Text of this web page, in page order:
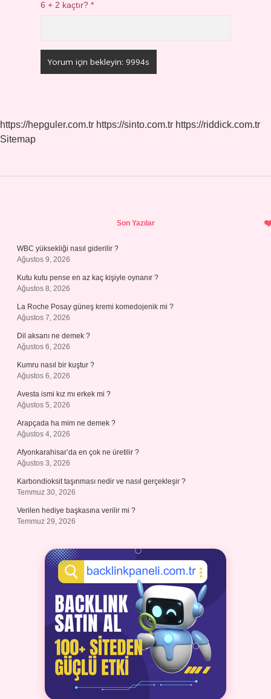
6 + 2 kaçtır?*
https://hepguler.com.tr https://sinto.com.tr https://riddick.com.tr
Sitemap
Son Yazılar
WBC yüksekliği nasıl giderilir ?
Ağustos 9, 2026
Kutu kutu pense en az kaç kişiyle oynanır ?
Ağustos 8, 2026
La Roche Posay güneş kremi komedojenik mi ?
Ağustos 7, 2026
Dil aksanı ne demek ?
Ağustos 6, 2026
Kumru nasıl bir kuştur ?
Ağustos 6, 2026
Avesta ismi kız mı erkek mi ?
Ağustos 5, 2026
Arapçada ha mim ne demek ?
Ağustos 4, 2026
Afyonkarahisar’da en çok ne üretilir ?
Ağustos 3, 2026
Karbondioksit taşınması nedir ve nasıl gerçekleşir ?
Temmuz 30, 2026
Verilen hediye başkasına verilir mi ?
Temmuz 29, 2026